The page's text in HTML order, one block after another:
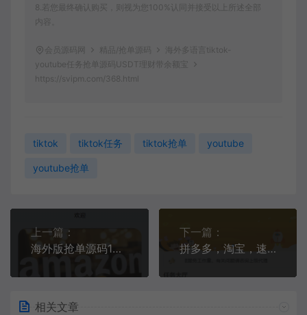
8.若您最终确认购买，则视为您100%认同并接受以上所述全部
内容。
会员源码网 精品/抢单源码
海外多语言tiktok-
youtube任务抢单源码USDT理财带余额宝
https://svipm.com/368.html
tiktok tiktok任务 tiktok抢单 youtube
youtube抢单
上一篇：
海外版抢单源码16国多语言任务抢单商城
下一篇：
拼多多，淘宝，速卖通抢单源码_全开源前端精美
相关文章